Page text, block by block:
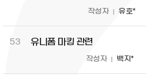
작성자 유호*
53 유니폼 마킹 관련
작성자 백지*